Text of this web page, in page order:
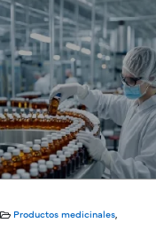
Productos medicinales,